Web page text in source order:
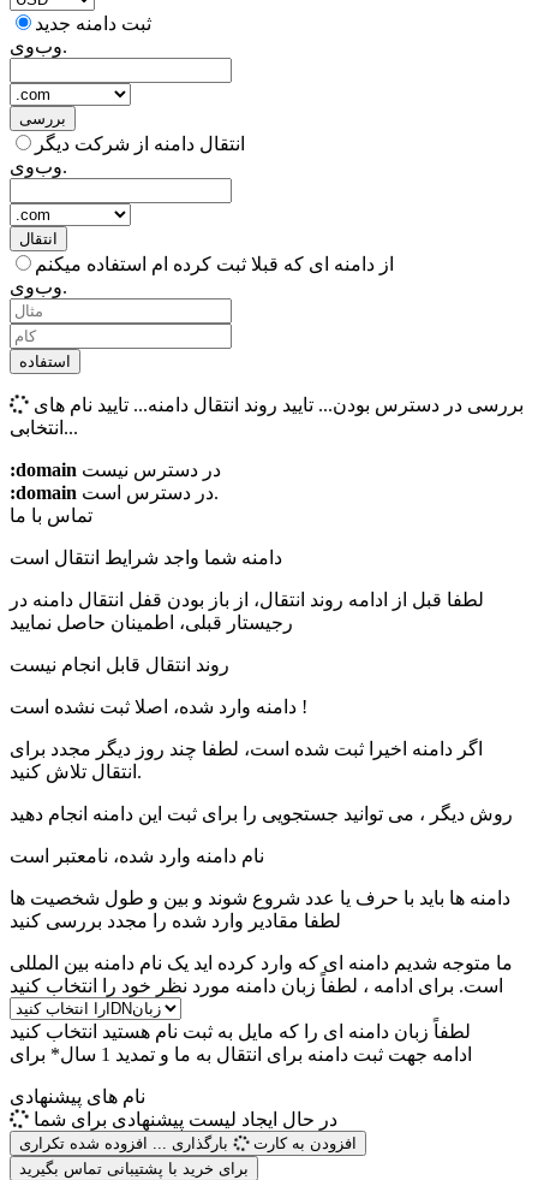
ثبت دامنه جدید
وب‌وی.
بررسی
انتقال دامنه از شرکت دیگر
وب‌وی.
انتقال
از دامنه ای که قبلا ثبت کرده ام استفاده میکنم
وب‌وی.
استفاده
بررسی در دسترس بودن... تایید روند انتقال دامنه... تایید نام های
انتخابی...
:domain در دسترس نیست
:domain
در دسترس است.
تماس با ما
دامنه شما واجد شرایط انتقال است
لطفا قبل از ادامه روند انتقال، از باز بودن قفل انتقال دامنه در
رجیستار قبلی، اطمینان حاصل نمایید
روند انتقال قابل انجام نیست
دامنه وارد شده، اصلا ثبت نشده است !
اگر دامنه اخیرا ثبت شده است، لطفا چند روز دیگر مجدد برای
انتقال تلاش کنید.
روش دیگر ، می توانید جستجویی را برای ثبت این دامنه انجام دهید
نام دامنه وارد شده، نامعتبر است
دامنه ها باید با حرف یا عدد شروع شوند و بین و طول شخصیت ها
لطفا مقادیر وارد شده را مجدد بررسی کنید
ما متوجه شدیم دامنه ای که وارد کرده اید یک نام دامنه بین المللی
است. برای ادامه ، لطفاً زبان دامنه مورد نظر خود را انتخاب کنید
لطفاً زبان دامنه ای را که مایل به ثبت نام هستید انتخاب کنید
ادامه جهت ثبت دامنه برای انتقال به ما و تمدید 1 سال* برای
نام های پیشنهادی
در حال ایجاد لیست پیشنهادی برای شما
افزودن به کارت بارگذاری ... افزوده شده تکراری
برای خرید با پشتیبانی تماس بگیرید